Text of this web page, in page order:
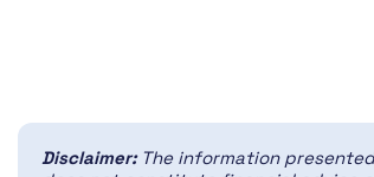
Disclaimer: The information